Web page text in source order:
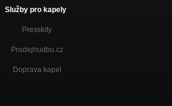
Služby pro kapely
Presskity
Prodejhudbu.cz
Doprava kapel